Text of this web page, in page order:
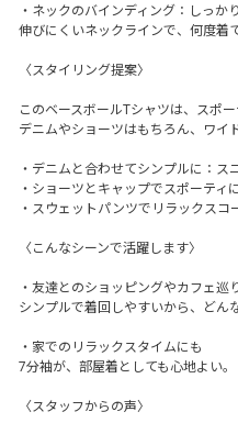
・ネックのバインディング：しっか
伸びにくいネックラインで、何度着
〈スタイリング提案〉
このベースボールTシャツは、スポ
デニムやショーツはもちろん、ワイ
・デニムと合わせてシンプルに：ス
・ショーツとキャップでスポーティ
・スウェットパンツでリラックスコ
〈こんなシーンで活躍します〉
・友達とのショッピングやカフェ巡
シンプルで着回しやすいから、どん
・家でのリラックスタイムにも
7分袖が、部屋着としても心地よい。
〈スタッフからの声〉